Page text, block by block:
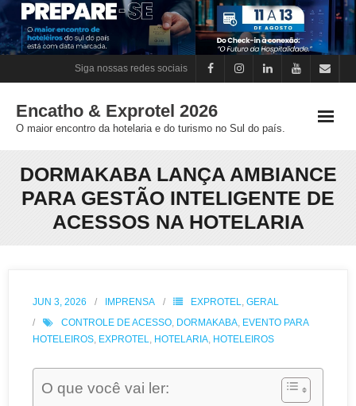
Skip
to
content
Siga nossas redes sociais
Encatho & Exprotel 2026
O maior encontro da hotelaria e do turismo no Sul do país.
DORMAKABA LANÇA AMBIANCE
PARA GESTÃO INTELIGENTE DE
ACESSOS NA HOTELARIA
JUN 3, 2026 IMPRENSA EXPROTEL, GERAL
CONTROLE DE ACESSO, DORMAKABA, EVENTO PARA
HOTELEIROS, EXPROTEL, HOTELARIA, HOTELEIROS
O que você vai ler: